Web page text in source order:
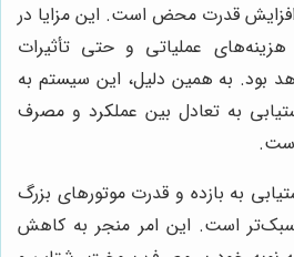
افزایش قدرت محض است. این مزایا در
عملیاتی و حتی تأثیرات
بود. به همین دلیل، این سیستم به
به تعادل بین عملکرد و مصرف
به بازده و قدرت موتورهای بزرگ
است. این امر منجر به کاهش